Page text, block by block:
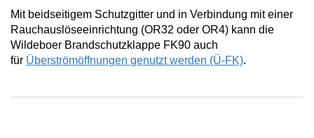
Mit beidseitigem Schutzgitter und in Verbindung mit einer
Rauchauslöseeinrichtung (OR32 oder OR4) kann die
Wildeboer Brandschutzklappe FK90 auch
für Überströmöffnungen genutzt werden (Ü-FK).